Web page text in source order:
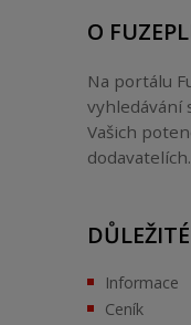
O
Na portálu
vyhledávání
Vašich
dodavatelích.
Informace
Ceník